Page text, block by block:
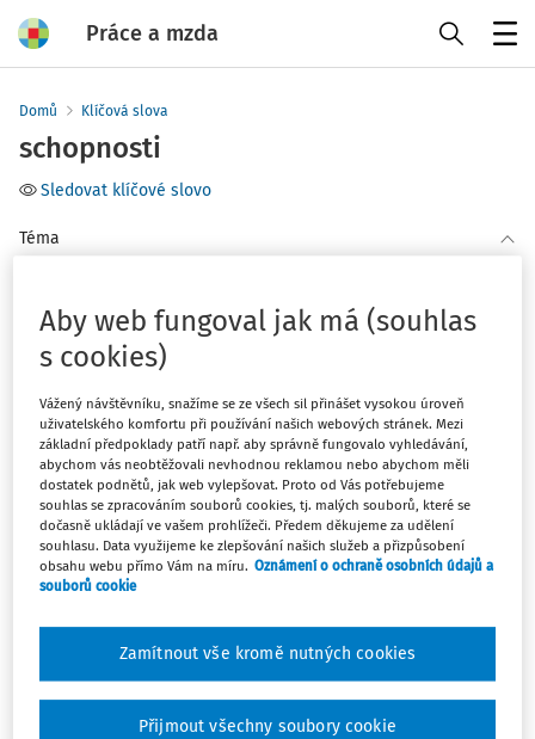
Práce a mzda
Domů Klíčová slova
schopnosti
Sledovat klíčové slovo
Téma
Filtr
Počet vyhledaných dokumentů:1
Řadit podle:
Nejnovější
Nejstarší
ČLÁNKY
Motivace pracovníků a její individuální
rozdíly
Motivace pracovníků je jedním z úkolů i odpovědností
vedoucích, a to bez ohledu na oblast či úroveň jejich
působení. Motivovaní pracovníci pracují usilovněji,
Aby web fungoval jak má (souhlas
s cookies)
Vážený návštěvníku, snažíme se ze všech sil přinášet vysokou úroveň
uživatelského komfortu při používání našich webových stránek. Mezi
základní předpoklady patří např. aby správně fungovalo vyhledávání,
abychom vás neobtěžovali nevhodnou reklamou nebo abychom měli
dostatek podnětů, jak web vylepšovat. Proto od Vás potřebujeme
souhlas se zpracováním souborů cookies, tj. malých souborů, které se
dočasně ukládají ve vašem prohlížeči. Předem děkujeme za udělení
souhlasu. Data využijeme ke zlepšování našich služeb a přizpůsobení
obsahu webu přímo Vám na míru. Oznámení o ochraně osobních údajů a
souborů cookie
Zamítnout vše kromě nutných cookies
Přijmout všechny soubory cookie